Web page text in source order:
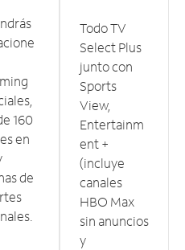
160
en
de
Todo TV
Select Plus
junto con
Sports
View,
Entertainm
ent +
(incluye
canales
HBO Max
sin anuncios
y